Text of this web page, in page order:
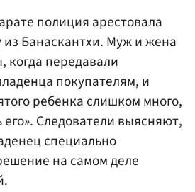
полиция арестовала
Банаскантхи. Муж и жена
когда передавали
покупателям, и
ребенка слишком много,
Следователи выясняют,
специально
на самом деле